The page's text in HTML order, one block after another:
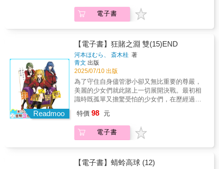
分鏡震撼感官，聽得見「聲音」的漫畫...！下
一部神作預感！！▼ 人氣聲優內山昂輝配音PV
絕非任何人的替代品。」在Dance Battle高中對
抗賽準決賽中，對上Ｂ-ＢＯＹ壁谷的花木選擇
相信自己，以屬於自己的表現方式發起挑戰。
與之相對，壁谷則用標誌性的口罩矇住雙眼，
用極為挑釁且充滿攻擊性的姿態與花木對峙。
壁谷獨一無二、驚人的地板動作瞬間支配比賽
全場沸騰。決賽的資格近在眼前，花木如何征
服所有觀眾──
電子書
Readmoo
【電子書】狂賭之淵 雙(15)END
河本ほむら、 斎木桂 著
青文 出版
2025/07/10 出版
為了守住自身儘管渺小卻又無比重要的尊嚴，
美麗的少女們就此賭上一切展開決戰。最初相
識時既孤單又擔驚受怕的少女們，在歷經過成
芽亞里的「狂賭之淵」，通往未來的最後一
集。本書特色★人氣作品《狂賭之淵》外傳，
描寫早乙女芽亞里進入百花王學園到與夢子相
劇、動畫化消息!!
特價 98 元
電子書
【電子書】蜻蛉高球 (12)